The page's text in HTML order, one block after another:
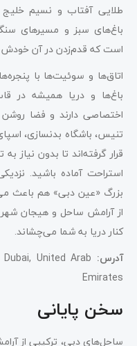
طلایی آفتاب و نسیم
باغ‌های سبز و مسیرهای
است که قدم‌زدن در آن
اتاق‌ها و سوئیت‌ها با
باغ‌ها و دریا همیشه در
اختصاصی دارند و فضا
تنیس، باشگاه بدنسازی،
قرار گرفته‌اند تا بدون نیاز
استراحت آماده باشید.
بزرگ «عین دبی» هم باعث
از آرامش ساحل و هیجان شهر
کنار دریا به شما می‌چشاند.
آدرس:
United Arab
Emirates
سخن پایانی
ساحل‌های دبی، ترکیبی از